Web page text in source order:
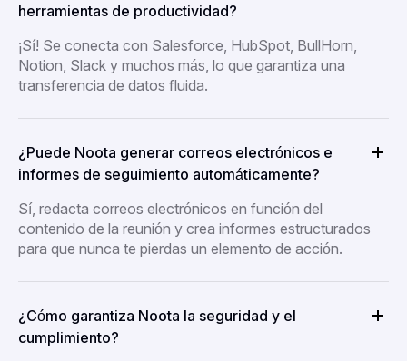
herramientas de productividad?
¡Sí! Se conecta con Salesforce, HubSpot, BullHorn,
Notion, Slack y muchos más, lo que garantiza una
transferencia de datos fluida.
¿Puede Noota generar correos electrónicos e
informes de seguimiento automáticamente?
Sí, redacta correos electrónicos en función del
contenido de la reunión y crea informes estructurados
para que nunca te pierdas un elemento de acción.
¿Cómo garantiza Noota la seguridad y el
cumplimiento?